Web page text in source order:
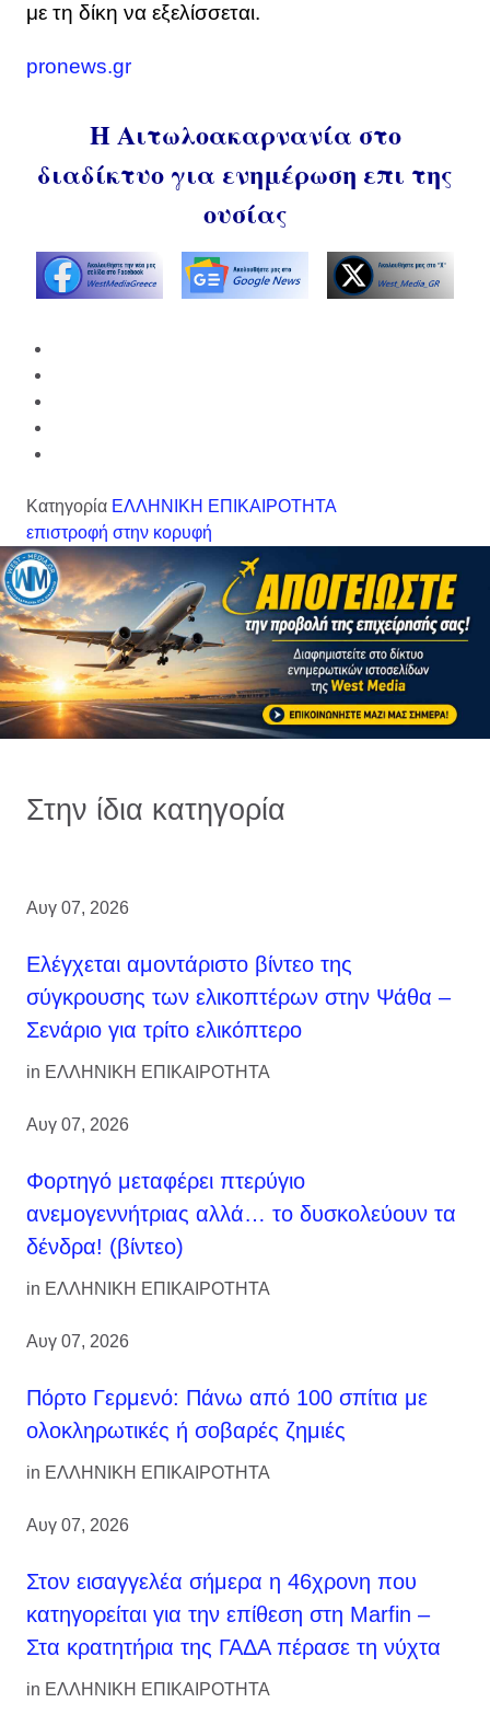
με τη δίκη να εξελίσσεται.
pronews.gr
Η Αιτωλοακαρνανία στο
διαδίκτυο για ενημέρωση επι της
ουσίας
Κατηγορία ΕΛΛΗΝΙΚΗ ΕΠΙΚΑΙΡΟΤΗΤΑ
επιστροφή στην κορυφή
Στην ίδια κατηγορία
Αυγ 07, 2026
Ελέγχεται αμοντάριστο βίντεο της
σύγκρουσης των ελικοπτέρων στην Ψάθα –
Σενάριο για τρίτο ελικόπτερο
in ΕΛΛΗΝΙΚΗ ΕΠΙΚΑΙΡΟΤΗΤΑ
Αυγ 07, 2026
Φορτηγό μεταφέρει πτερύγιο
ανεμογεννήτριας αλλά… το δυσκολεύουν τα
δένδρα! (βίντεο)
in ΕΛΛΗΝΙΚΗ ΕΠΙΚΑΙΡΟΤΗΤΑ
Αυγ 07, 2026
Πόρτο Γερμενό: Πάνω από 100 σπίτια με
ολοκληρωτικές ή σοβαρές ζημιές
in ΕΛΛΗΝΙΚΗ ΕΠΙΚΑΙΡΟΤΗΤΑ
Αυγ 07, 2026
Στον εισαγγελέα σήμερα η 46χρονη που
κατηγορείται για την επίθεση στη Marfin –
Στα κρατητήρια της ΓΑΔΑ πέρασε τη νύχτα
in ΕΛΛΗΝΙΚΗ ΕΠΙΚΑΙΡΟΤΗΤΑ